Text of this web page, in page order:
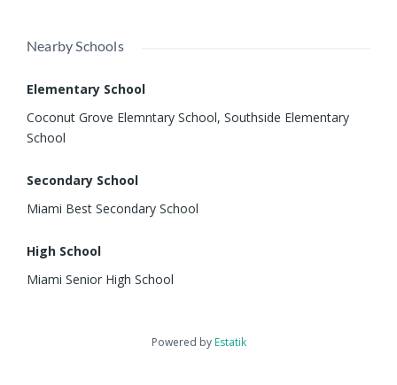
Nearby Schools
Elementary School
Coconut Grove Elemntary School, Southside Elementary
School
Secondary School
Miami Best Secondary School
High School
Miami Senior High School
Powered by Estatik